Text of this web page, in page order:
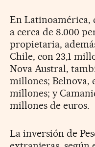
En Latinoamérica,
a cerca de 8.000
propietaria,
Chile, con 23,1
Nova Austral,
millones; Belnova,
millones; y
millones de euros.
La inversión de